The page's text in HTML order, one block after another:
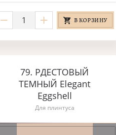
В КОРЗИНУ
79. РДЕСТОВЫЙ
ТЕМНЫЙ Elegant
Eggshell
Для плинтуса